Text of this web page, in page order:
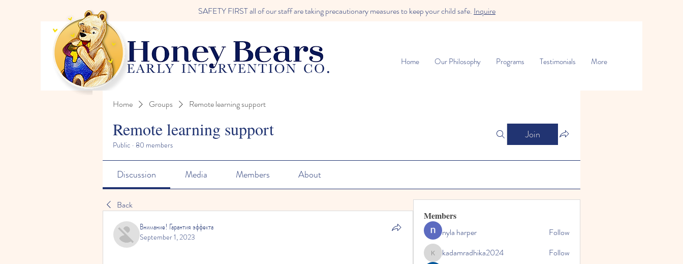
SAFETY FIRST all of our staff are taking precautionary measures to keep your child safe. Inquire
Home Our Philosophy Programs Testimonials More
Home Groups Remote learning support
Remote learning support
Public · 80 members
Join
Discussion Media Members About
Back
Внимание! Гарантия эффекта
September 1, 2023
Members
nyla harper
Follow
kadamradhika2024
kadamradhika2024 Follow